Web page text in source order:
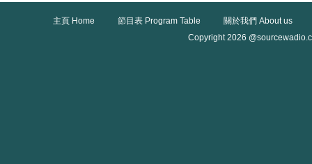
主頁 Home 節目表 Program Table
關於我們 About us
Copyright 2026